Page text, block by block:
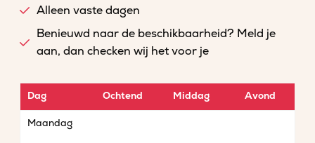
Alleen vaste dagen
Benieuwd naar de beschikbaarheid? Meld je
aan, dan checken wij het voor je
Dag Ochtend Middag Avond
Maandag